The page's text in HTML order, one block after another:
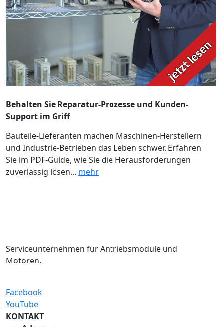
Behalten Sie Reparatur-Prozesse und Kunden-
Support im Griff
Bauteile-Lieferanten machen Maschinen-Herstellern
und Industrie-Betrieben das Leben schwer. Erfahren
Sie im PDF-Guide, wie Sie die Herausforderungen
zuverlässig lösen... mehr
Serviceunternehmen für Antriebsmodule und
Motoren.
Facebook
YouTube
KONTAKT